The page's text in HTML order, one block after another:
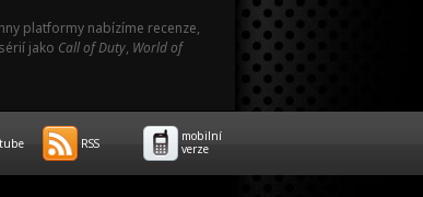
platformy nabízíme recenze,
jako Call of Duty, World of
RSS
mobilní
verze